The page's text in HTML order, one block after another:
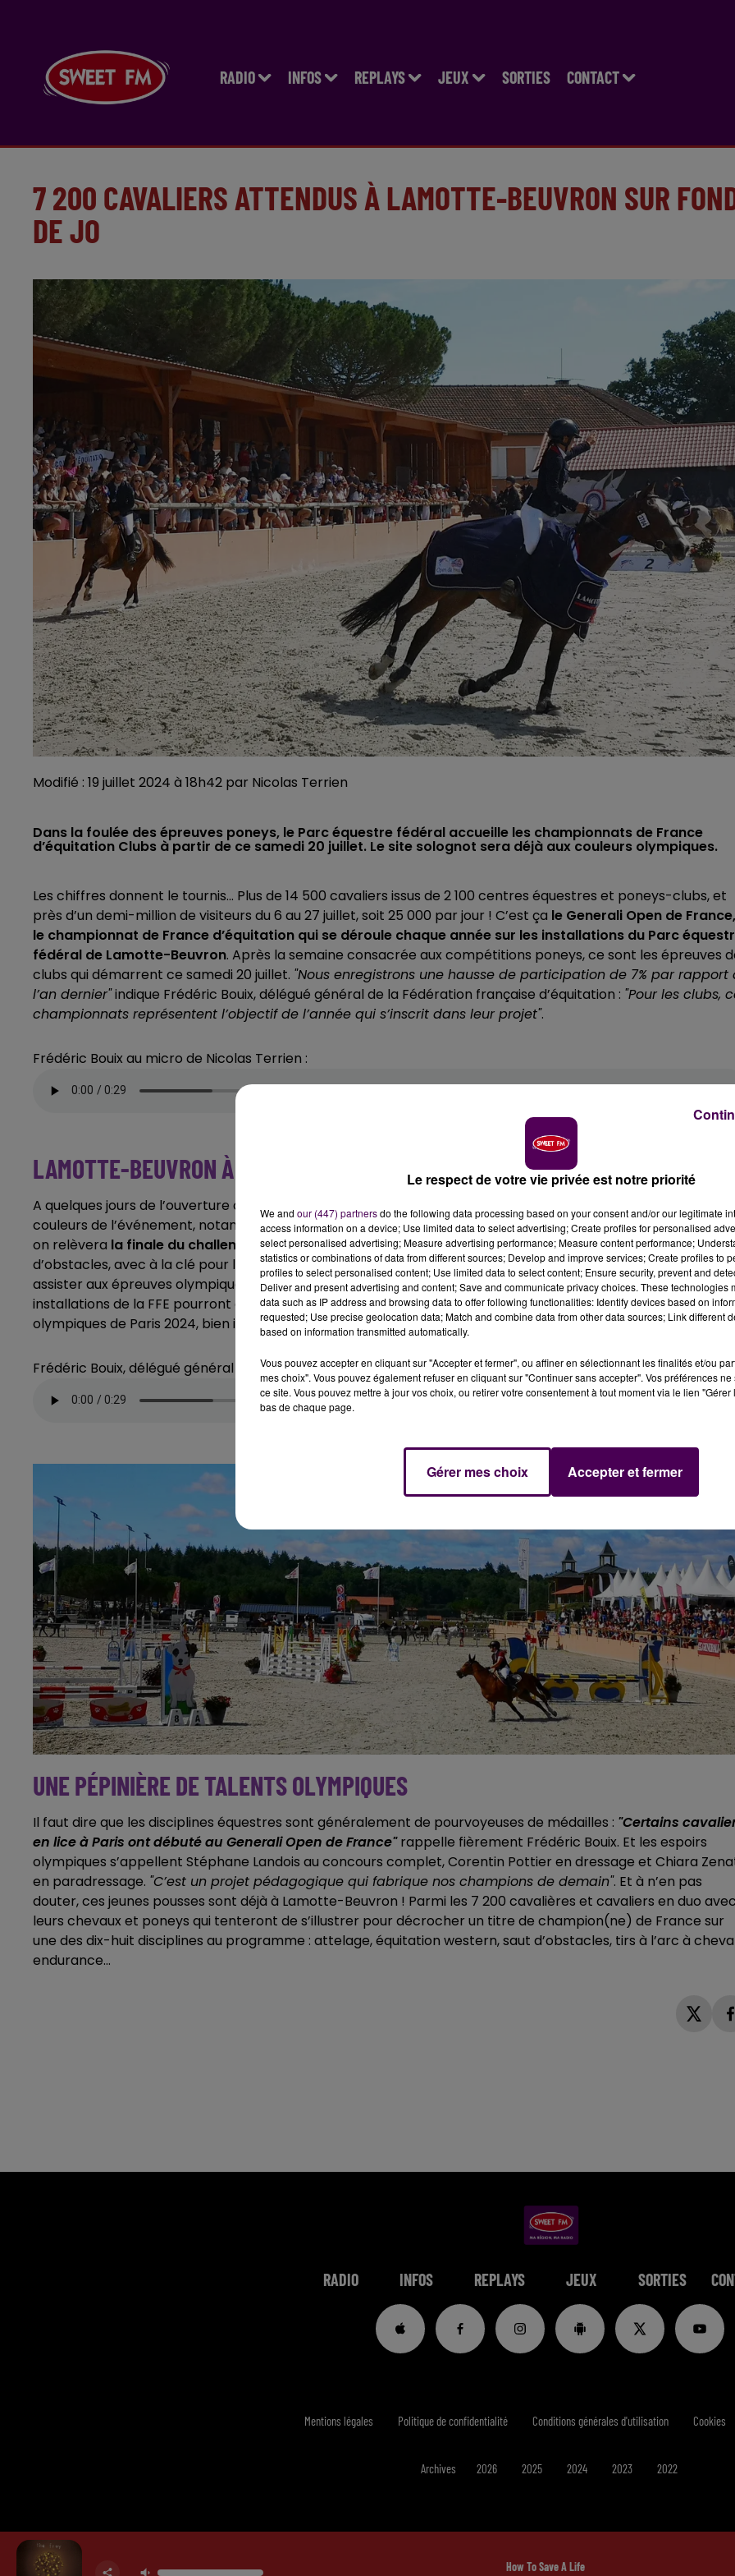
RADIO INFOS REPLAYS JEUX SORTIES CONTACT
7 200 CAVALIERS ATTENDUS À LAMOTTE-BEUVRON SUR
DE JO
Modifié : 19 juillet 2024 à 18h42 par Nicolas Terrien
Dans la foulée des épreuves poneys, le Parc équestre fédéral accueille les championnats de France
d’équitation Clubs à partir de ce samedi 20 juillet. Le site solognot sera déjà aux couleurs olympiques.
Les chiffres donnent le tournis... Plus de 14 500 cavaliers issus de 2 100 centres équestres et poneys-clubs, et
près d’un demi-million de visiteurs du 6 au 27 juillet, soit 25 000 par jour ! C’est ça le Generali Open de France,
le championnat de France d’équitation qui se déroule chaque année sur les installations du Parc
fédéral de Lamotte-Beuvron. Après la semaine consacrée aux compétitions poneys, ce sont les épreuves
clubs qui démarrent ce samedi 20 juillet. "Nous enregistrons une hausse de participation de 7% par rapport
l’an dernier"indique Frédéric Bouix, délégué général de la Fédération française d’équitation : "Pour les clubs,
championnats représentent l’objectif de l’année qui s’inscrit dans leur projet".
Frédéric Bouix au micro de Nicolas Terrien :
LAMOTTE-BEUVRON À L’HEURE OLYMPIQUE
A quelques jours de l’ouverture officielle des Jeux olympiques de Paris, le Parc équestre fédéral se met aux
couleurs de l’événement, notamment lors de deux journées spéciales des 25 et 26 juillet. Parmi les temps
on relèvera la finale du challenge "A cheval pour Paris"le jeudi en nocturne. Il s’agit d’une épreuve de saut
d’obstacles, avec à la clé pour le gagnant un stage avec un cavalier de l’équipe de France et un billet pour
assister aux épreuves olympiques à Versailles. Et puis le vendredi, les milliers de personnes présentes sur les
installations de la FFE pourront assister à la retransmission en direct de la cérémonie d’ouverture des Jeux
olympiques de Paris 2024, bien installés sur le terrain numéro 1.
Frédéric Bouix, délégué général de la FFE :
UNE PÉPINIÈRE DE TALENTS OLYMPIQUES
Il faut dire que les disciplines équestres sont généralement de pourvoyeuses de médailles : "Certains
en lice à Paris ont débuté au Generali Open de France"rappelle fièrement Frédéric Bouix. Et les espoirs
olympiques s’appellent Stéphane Landois au concours complet, Corentin Pottier en dressage et Chiara
en paradressage. "C’est un projet pédagogique qui fabrique nos champions de demain". Et à n’en pas
douter, ces jeunes pousses sont déjà à Lamotte-Beuvron ! Parmi les 7 200 cavalières et cavaliers en duo
leurs chevaux et poneys qui tenteront de s’illustrer pour décrocher un titre de champion(ne) de France sur
une des dix-huit disciplines au programme : attelage, équitation western, saut d’obstacles, tirs à l’arc à
endurance...
RADIO INFOS REPLAYS JEUX SORTIES
How To Save A Life
Mentions légales Politique de confidentialité Conditions générales d'utilisation Cookies
Archives 2026 2025 2024 2023 2022
Le respect de votre vie privée est notre priorité
We and our (447) partnersdo the following data processing based on your consent and/or our legitimate
access information on a device; Use limited data to select advertising; Create profiles for personalised
select personalised advertising; Measure advertising performance; Measure content performance;
statistics or combinations of data from different sources; Develop and improve services; Create profiles to
profiles to select personalised content; Use limited data to select content; Ensure security, prevent and
Deliver and present advertising and content; Save and communicate privacy choices. These technologies
data such as IP address and browsing data to offer following functionalities: Identify devices based on
requested; Use precise geolocation data; Match and combine data from other data sources; Link different
based on information transmitted automatically.
Vous pouvez accepter en cliquant sur "Accepter et fermer", ou affiner en sélectionnant les finalités et/ou
mes choix". Vous pouvez également refuser en cliquant sur "Continuer sans accepter". Vos préférences
ce site. Vous pouvez mettre à jour vos choix, ou retirer votre consentement à tout moment via le lien
bas de chaque page.
Gérer mes choix Accepter et fermer